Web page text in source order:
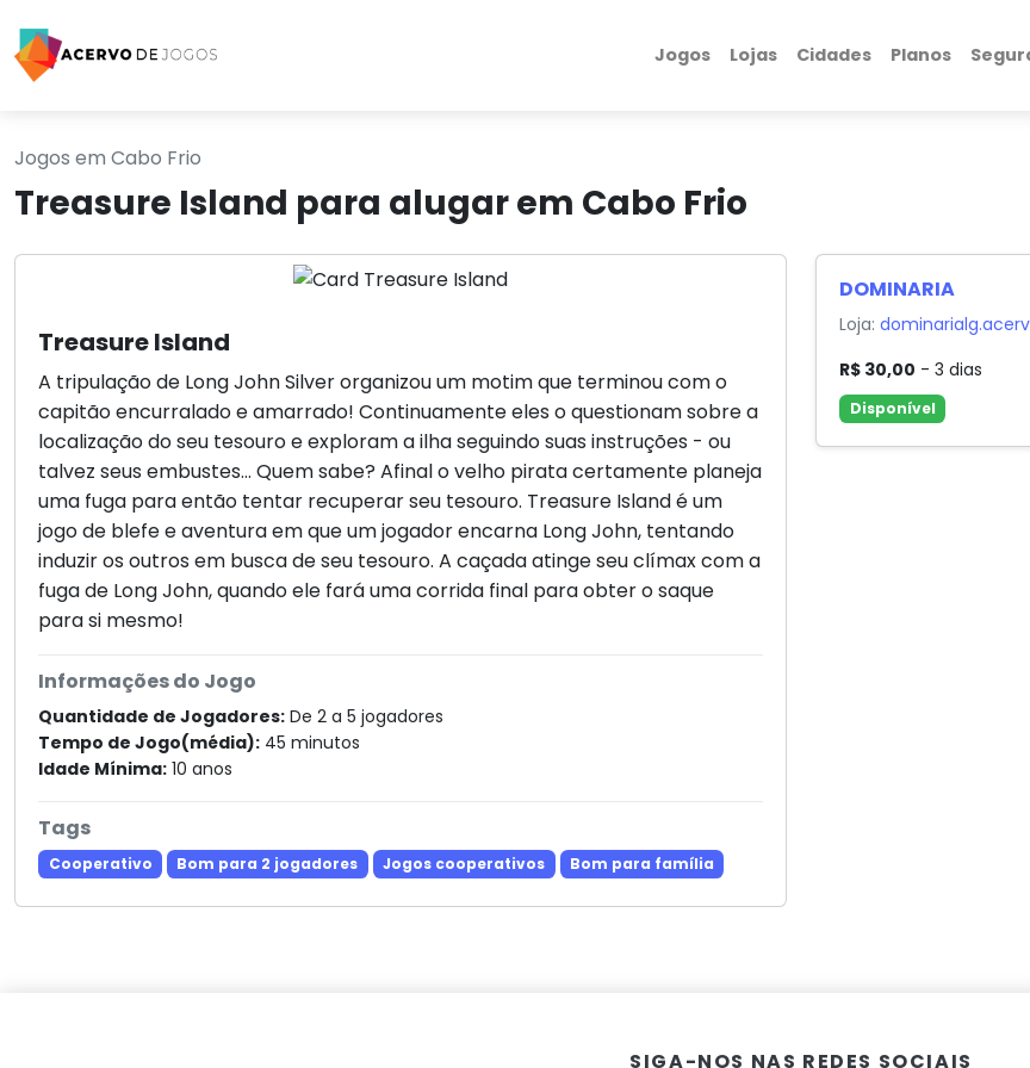
Jogos Lojas Cidades Planos
Jogos em Cabo Frio
Treasure Island para alugar em Cabo Frio
Treasure Island
A tripulação de Long John Silver organizou um motim que terminou com o
capitão encurralado e amarrado! Continuamente eles o questionam sobre a
localização do seu tesouro e exploram a ilha seguindo suas instruções - ou
talvez seus embustes... Quem sabe? Afinal o velho pirata certamente planeja
uma fuga para então tentar recuperar seu tesouro. Treasure Island é um
jogo de blefe e aventura em que um jogador encarna Long John, tentando
induzir os outros em busca de seu tesouro. A caçada atinge seu clímax com a
fuga de Long John, quando ele fará uma corrida final para obter o saque
para si mesmo!
Informações do Jogo
Quantidade de Jogadores: De 2 a 5 jogadores
Tempo de Jogo(média): 45 minutos
Idade Mínima: 10 anos
Tags
Cooperativo Bom para 2 jogadores Jogos cooperativos Bom para família
DOMINARIA
Loja:
R$ 30,00 - 3 dias
Disponível
SIGA-NOS NAS REDES SOCIAIS